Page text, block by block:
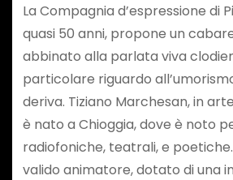
La Compagnia d’espressione di
quasi 50 anni, propone un
abbinato alla parlata viva
particolare riguardo
deriva. Tiziano Marchesan, in
è nato a Chioggia, dove è noto
radiofoniche, teatrali, e
valido animatore, dotato di una